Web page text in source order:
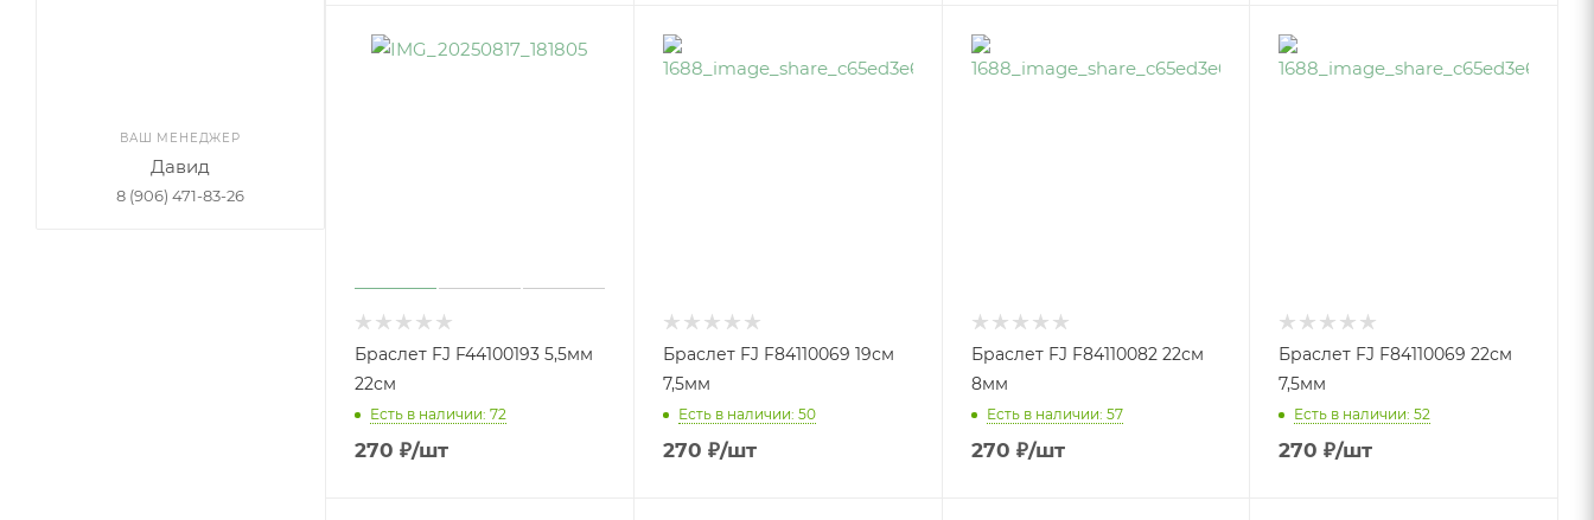
Браслет FJ F44100193 5,5мм
22см
Есть в наличии: 72
270 ₽/шт
Браслет FJ F84110069 19см
7,5мм
Есть в наличии: 50
270 ₽/шт
Браслет FJ F84110082 22см
8мм
Есть в наличии: 57
270 ₽/шт
Браслет FJ F84110069 22см
7,5мм
Есть в наличии: 52
270 ₽/шт
ВАШ МЕНЕДЖЕР
Давид
8 (906) 471-83-26